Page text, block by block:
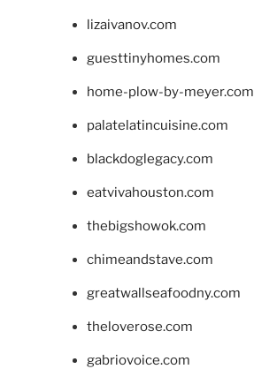
lizaivanov.com
guesttinyhomes.com
home-plow-by-meyer.com
palatelatincuisine.com
blackdoglegacy.com
eatvivahouston.com
thebigshowok.com
chimeandstave.com
greatwallseafoodny.com
theloverose.com
gabriovoice.com